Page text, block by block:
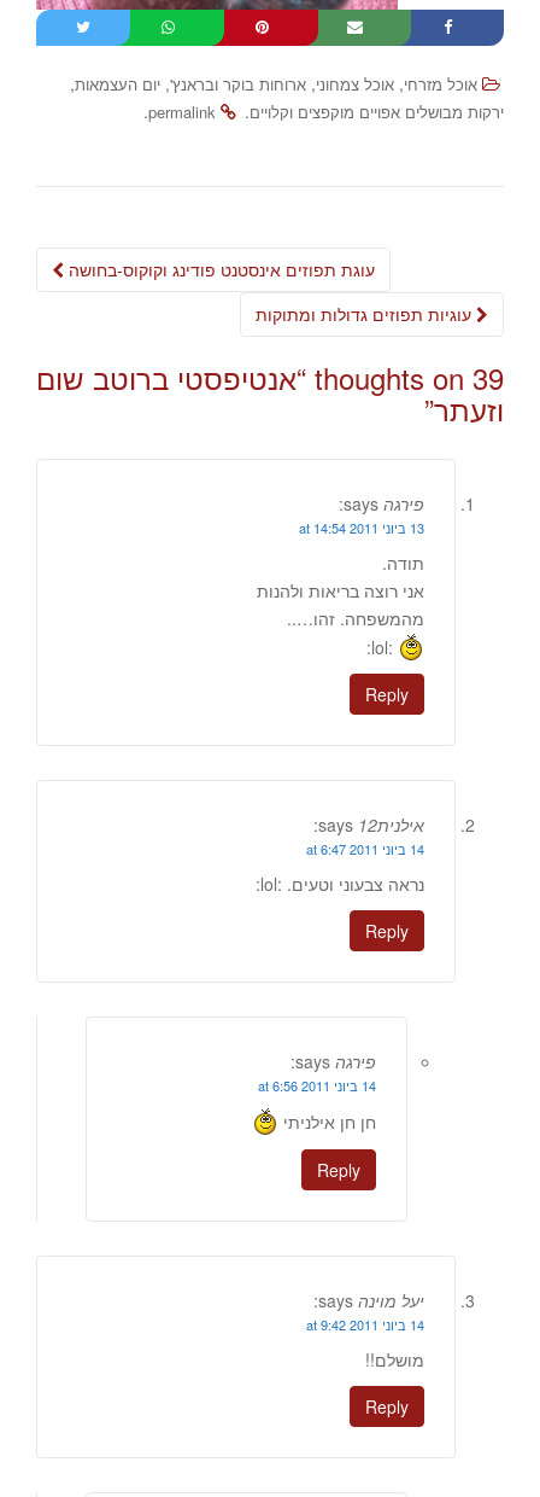
אוכל מזרחי, אוכל צמחוני, ארוחות בוקר ובראנץ', יום העצמאות,
ירקות מבושלים אפויים מוקפצים וקלויים.
permalink
.
Post
עוגת תפוזים אינסטנט פודינג וקוקוס-בחושה
39 thoughts on “ אנטיפסטי ברוטב שום
וזעתר”
פירגה says:
13 ביוני 2011 at 14:54
תודה.
אני רוצה בריאות ולהנות
מהמשפחה. זהו…..
:lol:
Reply
אילנית12 says:
14 ביוני 2011 at 6:47
נראה צבעוני וטעים. :lol:
Reply
פירגה says:
14 ביוני 2011 at 6:56
חן חן אילניתי
Reply
יעל מוינה says:
14 ביוני 2011 at 9:42
מושלם!!
Reply